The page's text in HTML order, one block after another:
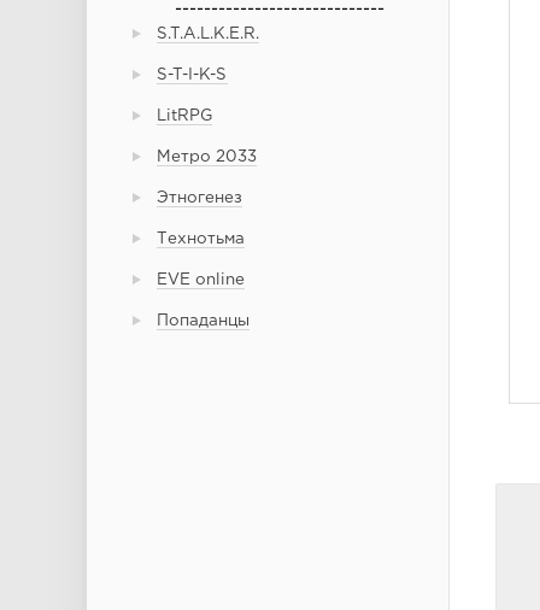
-----------------------------
S.T.A.L.K.E.R.
S-T-I-K-S
LitRPG
Метро 2033
Этногенез
Технотьма
EVE online
Попаданцы